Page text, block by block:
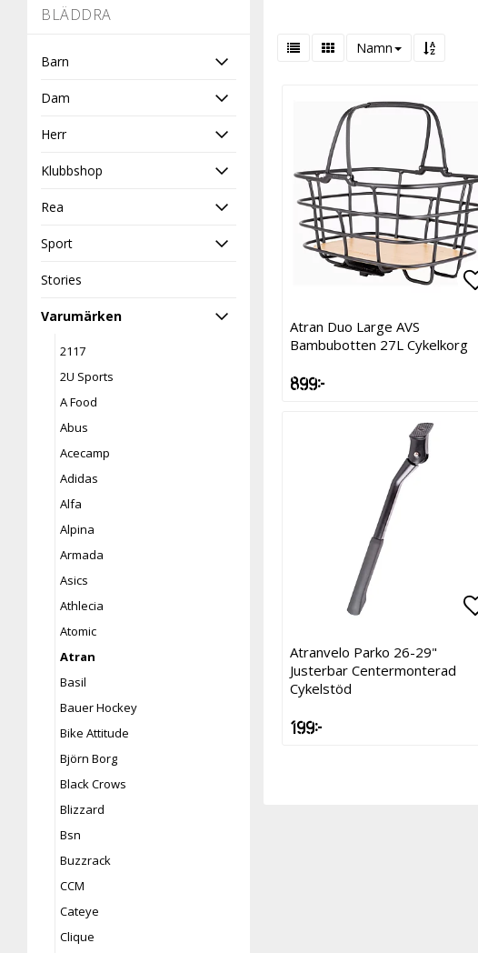
BLÄDDRA
Barn
Dam
Herr
Klubbshop
Rea
Sport
Stories
Varumärken
2117
2U Sports
A Food
Abus
Acecamp
Adidas
Alfa
Alpina
Armada
Asics
Athlecia
Atomic
Atran
Basil
Bauer Hockey
Bike Attitude
Björn Borg
Black Crows
Blizzard
Bsn
Buzzrack
CCM
Cateye
Clique
Namn
Atran Duo Large AVS
Bambubotten 27L Cykelkorg
899 kr
Atranvelo Parko 26-29"
Justerbar Centermonterad
Cykelstöd
199 kr